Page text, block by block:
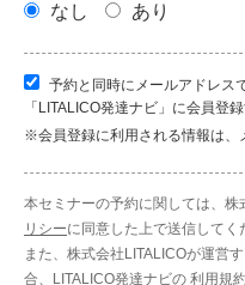
なし あり
予約と同時にメールアドレス
「LITALICO発達ナビ」に会員登
※会員登録に利用される情報は、
本セミナーの予約に関しては、株
リシーに同意した上で送信してく
また、株式会社LITALICOが運営
合、LITALICO発達ナビの 利用規約